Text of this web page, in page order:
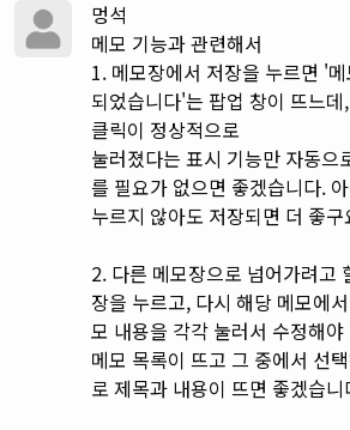
멍석
메모 기능과 관련해서
1. 메모장에서 저장을 누르면 '
되었습니다'는 팝업 창이 뜨느
클릭이 정상적으로
눌러졌다는 표시 기능만 자동으
를 필요가 없으면 좋겠습니다.
누르지 않아도 저장되면 더 좋구
2. 다른 메모장으로 넘어가려고
장을 누르고, 다시 해당 메모에
모 내용을 각각 눌러서 수정해야
메모 목록이 뜨고 그 중에서 선
로 제목과 내용이 뜨면 좋겠습니